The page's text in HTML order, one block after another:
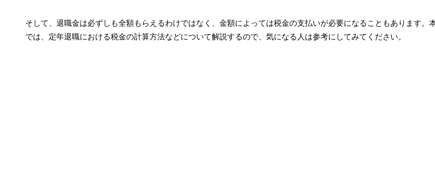
そして、退職金は必ずしも全額もらえるわけではなく、金額によっては税金の支払いが必要になることもあります。
では、定年退職における税金の計算方法などについて解説するので、気になる人は参考にしてみてください。